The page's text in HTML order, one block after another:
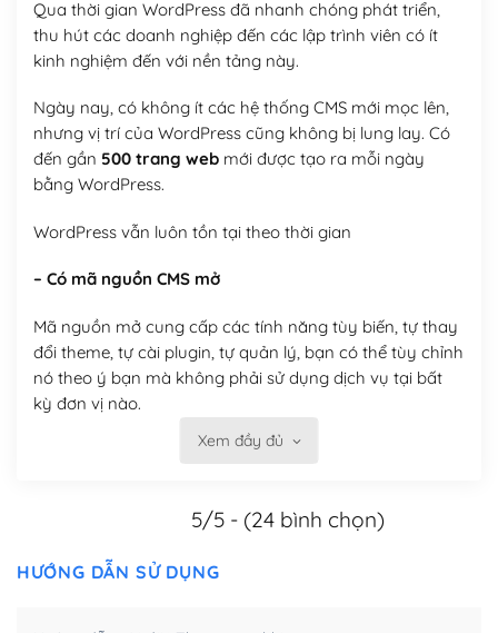
Qua thời gian WordPress đã nhanh chóng phát triển,
thu hút các doanh nghiệp đến các lập trình viên có ít
kinh nghiệm đến với nền tảng này.
Ngày nay, có không ít các hệ thống CMS mới mọc lên,
nhưng vị trí của WordPress cũng không bị lung lay. Có
đến gần 500 trang webmới được tạo ra mỗi ngày
bằng WordPress.
WordPress vẫn luôn tồn tại theo thời gian
– Có mã nguồn CMS mở
Mã nguồn mở cung cấp các tính năng tùy biến, tự thay
đổi theme, tự cài plugin, tự quản lý, bạn có thể tùy chỉnh
nó theo ý bạn mà không phải sử dụng dịch vụ tại bất
kỳ đơn vị nào.
Việc của bạn là đăng ký một tên miền và hosting để
Có thể tùy biến trên website WordPress
– Thân thiện với công cụ tìm kiếm
Xem đầy đủ
5/5 - (24 bình chọn)
HƯỚNG DẪN SỬ DỤNG